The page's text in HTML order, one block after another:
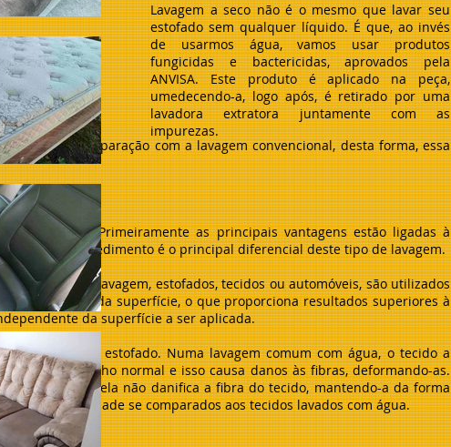
em comparação com a lavagem convencional, desta forma, essa
geral?
são poucas. Primeiramente as principais vantagens estão ligadas à
final do procedimento é o principal diferencial deste tipo de lavagem.
do setor da lavagem, estofados, tecidos ou automóveis, são utilizados
determinada superfície, o que proporciona resultados superiores à
da superfície a ser aplicada.
do tecido do estofado. Numa lavagem comum com água, o tecido a
ao seu tamanho normal e isso causa danos às fibras, deformando-as.
o pH correto, ela não danifica a fibra do tecido, mantendo-a da forma
mais durabilidade se comparados aos tecidos lavados com água.
Lavagem a seco não é o mesmo que lavar seu
estofado sem qualquer líquido. É que, ao invés
de usarmos água, vamos usar produtos
fungicidas e bactericidas, aprovados pela
ANVISA. Este produto é aplicado na peça,
umedecendo-a, logo após, é retirado por uma
lavadora extratora juntamente com as
impurezas.